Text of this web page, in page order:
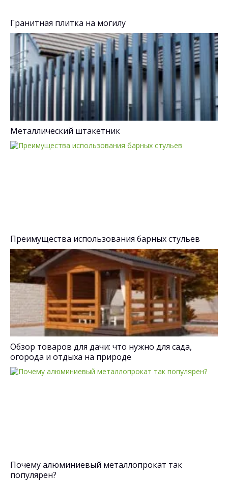
Гранитная плитка на могилу
Металлический штакетник
Преимущества использования барных стульев
Обзор товаров для дачи: что нужно для сада,
огорода и отдыха на природе
Почему алюминиевый металлопрокат так
популярен?